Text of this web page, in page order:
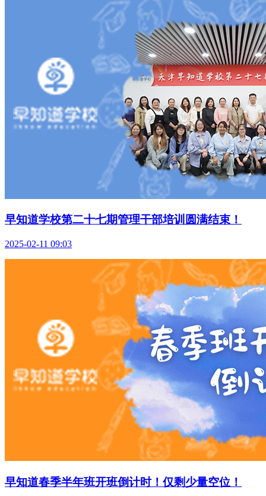
早知道学校第二十七期管理干部培训圆满结束！
2025-02-11 09:03
早知道春季半年班开班倒计时！仅剩少量空位！